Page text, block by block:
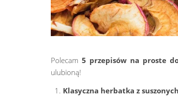
Polecam 5 przepisów na proste
ulubioną!
Klasyczna herbatka z